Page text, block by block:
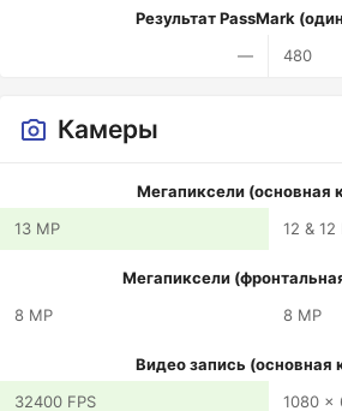
Результат PassMark
—
480
Камеры
Мегапиксели (основная
13 MP
12 & 12
Мегапиксели
8 MP
8 MP
Видео запись (основная
32400 FPS
1080 x